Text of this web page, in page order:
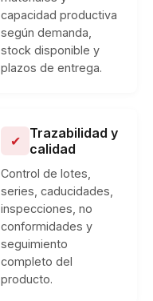
capacidad productiva
según demanda,
stock disponible y
plazos de entrega.
✔
Trazabilidad y
calidad
Control de lotes,
series, caducidades,
inspecciones, no
conformidades y
seguimiento
completo del
producto.